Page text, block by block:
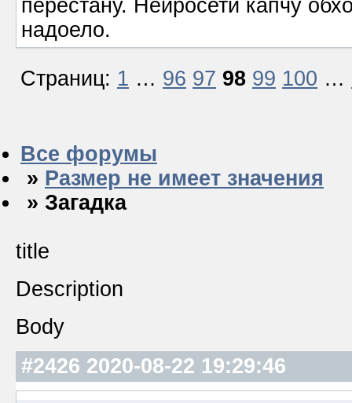
перестану. Нейросети капчу
надоело.
Страниц: 1 … 96 97 98 99 100 …
Все форумы
» Размер не имеет значения
» Загадка
title
Description
Body
#2426 2020-08-22 19:29:46